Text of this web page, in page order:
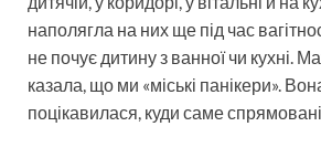
наполягла на них ще під час
не почує дитину з ванної чи кухні.
казала, що ми «міські панікери».
поцікавилася, куди саме